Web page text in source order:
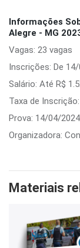
Informações
Alegre - MG
Vagas: 23 vagas
Inscrições: De
Salário: Até R$
Taxa de
Prova: 14/04/2024
Organizadora:
Materiais